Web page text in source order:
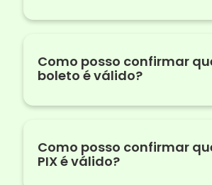
Como posso confirmar
boleto é válido?
Como posso confirmar
PIX é válido?